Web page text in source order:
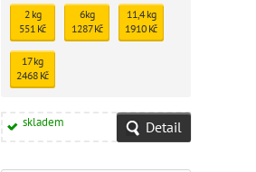
2 kg
551 Kč
6kg
1287 Kč
11,4 kg
1910 Kč
17 kg
2468 Kč
skladem Detail